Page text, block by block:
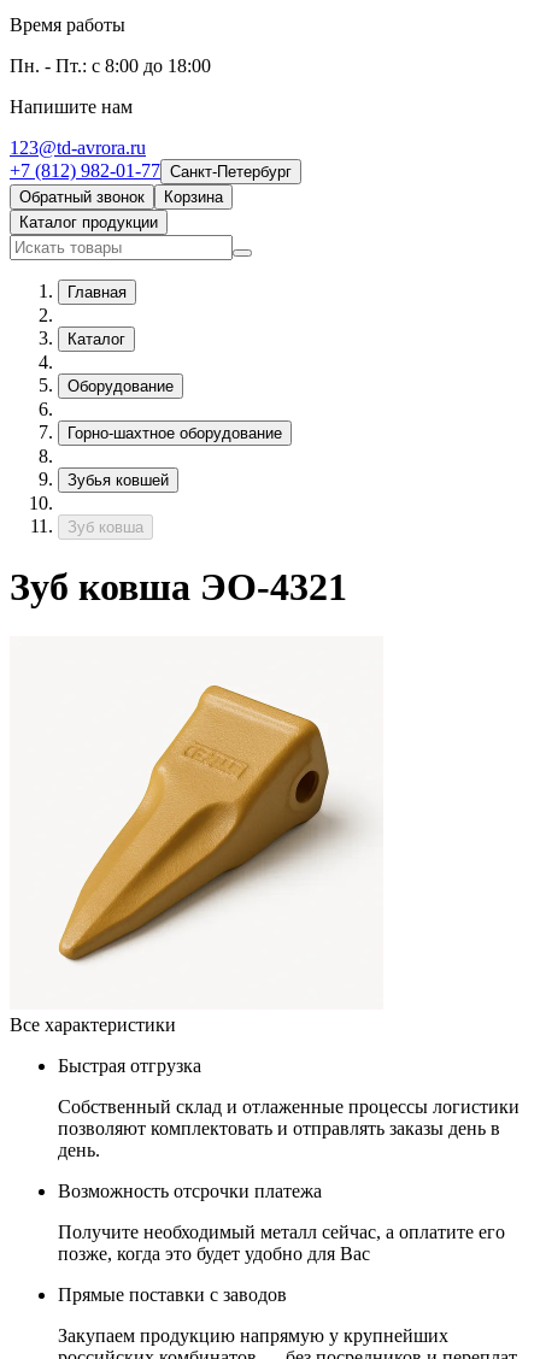
Время работы
Пн. - Пт.: с 8:00 до 18:00
Напишите нам
123@td-avrora.ru
+7 (812) 982-01-77 Санкт-Петербург
Обратный звонок
Корзина
Каталог продукции
Главная
Каталог
Оборудование
Горно-шахтное оборудование
Зубья ковшей
Зуб ковша
Зуб ковша ЭО-4321
Все характеристики
Быстрая отгрузка
Собственный склад и отлаженные процессы логистики
позволяют комплектовать и отправлять заказы день в
день.
Возможность отсрочки платежа
Получите необходимый металл сейчас, а оплатите его
позже, когда это будет удобно для Вас
Прямые поставки с заводов
Закупаем продукцию напрямую у крупнейших